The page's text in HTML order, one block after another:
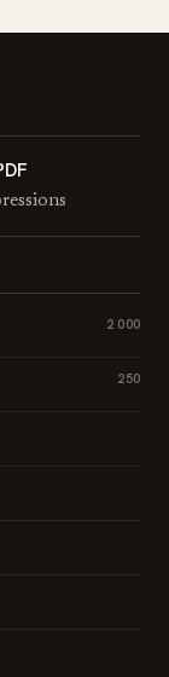
2 000
250